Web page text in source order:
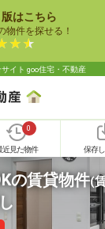
はこちら
物件を探せる！
イト goo住宅・不動産
0
近見た物件 保存
の賃貸物件(